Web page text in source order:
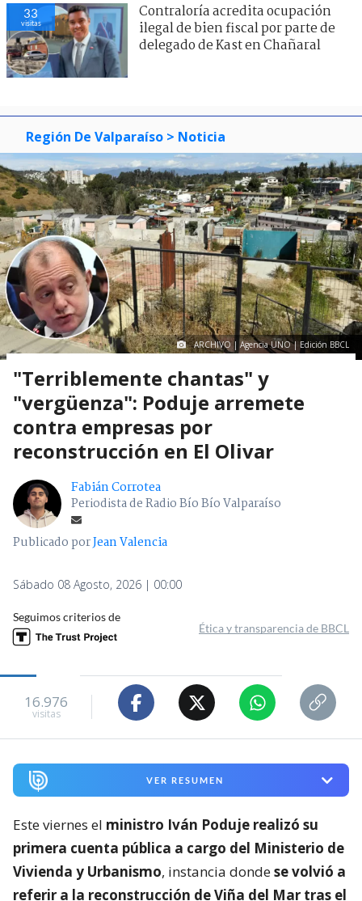
33
visitas
Contraloría acredita ocupación
ilegal de bien fiscal por parte de
delegado de Kast en Chañaral
Región De Valparaíso > Noticia
ARCHIVO | Agencia UNO | Edición BBCL
"Terriblemente chantas" y
"vergüenza": Poduje arremete
contra empresas por
reconstrucción en El Olivar
Fabián Corrotea
Periodista de Radio Bío Bío Valparaíso
Publicado porJean Valencia
Sábado 08 Agosto, 2026 | 00:00
Seguimos criterios de
Ética y transparencia de BBCL
16.976
visitas
VER RESUMEN
Este viernes el ministro Iván Poduje realizó su
primera cuenta pública a cargo del Ministerio de
Vivienda y Urbanismo, instancia dondese volvió a
referir a la reconstrucción de Viña del Mar tras el